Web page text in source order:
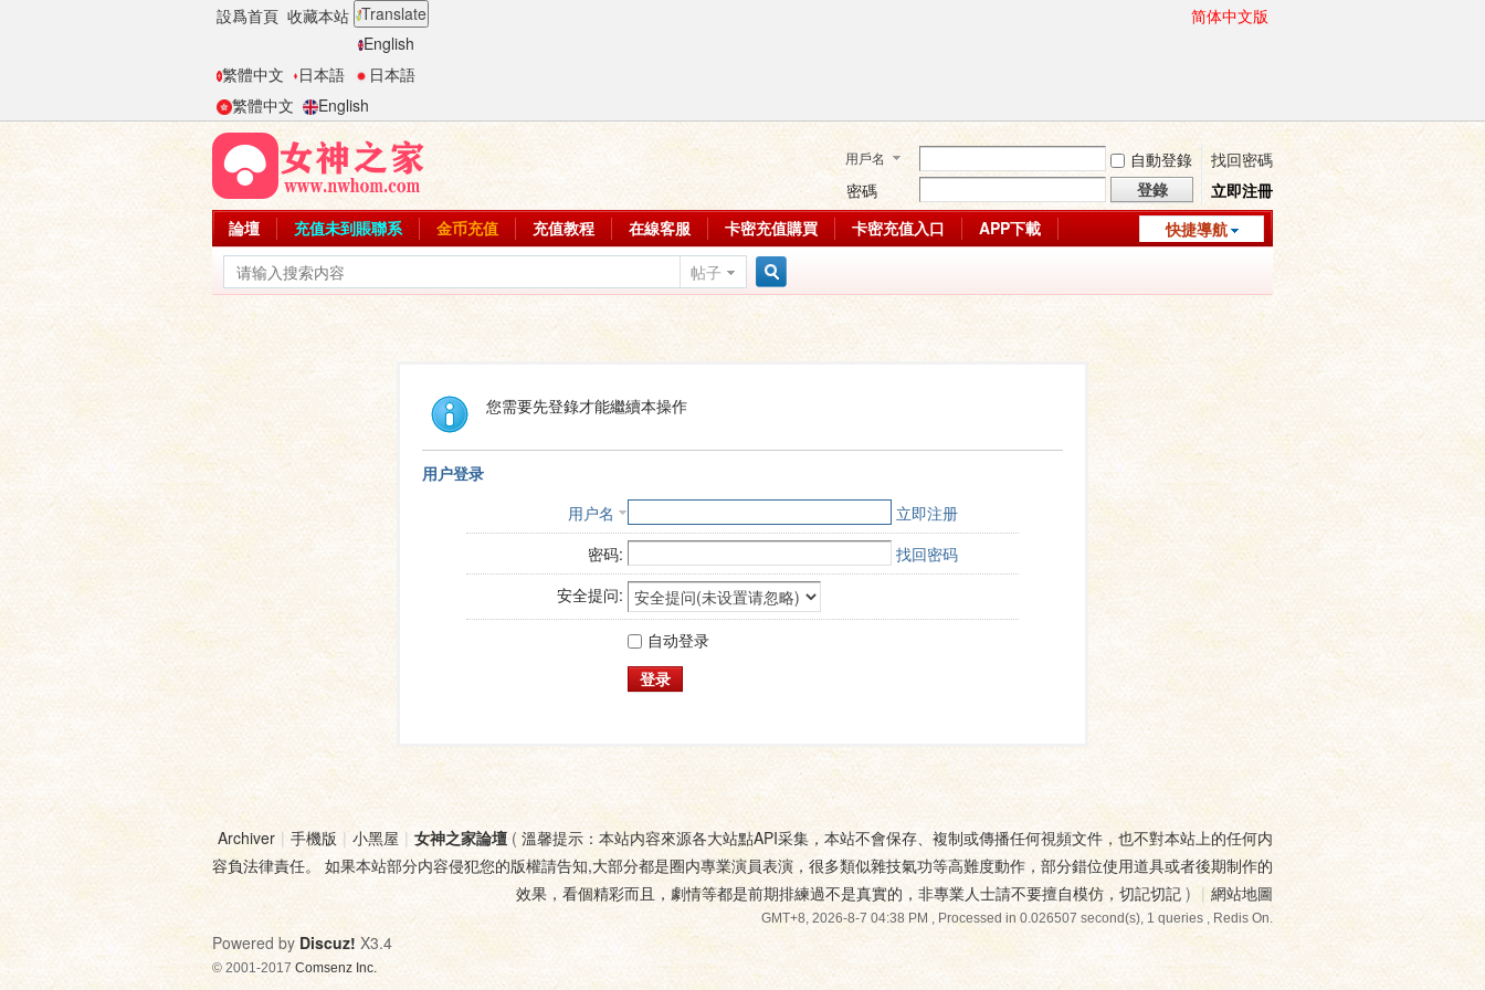
設爲首頁 收藏本站 Translate
English
繁體中文
日本語
日本語
繁體中文
English
简体中文版
用戶名 自動登錄
找回密碼
密碼
登錄
立即注冊
快捷導航
論壇 充值未到賬聯系 金币充值 充值教程 在線客服 卡密充值購買 卡密充值入口
APP下載
帖子
您需要先登錄才能繼續本操作
用户登录
用户名
立即注册
密码:
找回密码
安全提问:
自动登录
登录
Archiver | 手機版 | 小黑屋 | 女神之家論壇( 溫馨提示：本站内容來源各大站點API采集，本站不會保存、複制或傳播任何視頻文件，也不對本站上的任何内
容負法律責任。 如果本站部分内容侵犯您的版權請告知,大部分都是圈内專業演員表演，很多類似雜技氣功等高難度動作，部分錯位使用道具或者後期制作的
效果，看個精彩而且，劇情等都是前期排練過不是真實的，非專業人士請不要擅自模仿，切記切記 ) | 網站地圖
GMT+8, 2026-8-7 04:38 PM, Processed in 0.026507 second(s), 1 queries , Redis On.
Powered by Discuz! X3.4
© 2001-2017 Comsenz Inc.